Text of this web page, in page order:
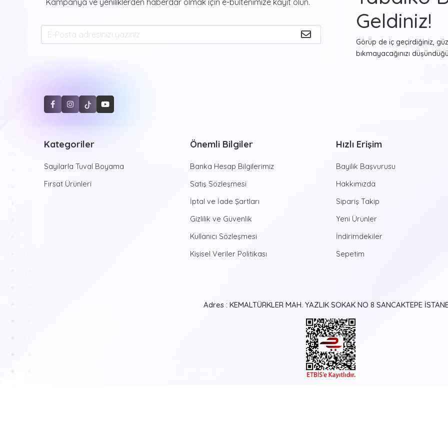
Geldiniz!
Görüp de iç geçirdiğiniz,
bıkmayacağınızı
Hayvan desenleri, şehir
yapmaya yeni başlayan
aktiviteye imza atmanızı
zamanlar sizleri bekliyor.
dünyasına ruhunuzu
özel tablolarda bulunan
ortaya çıkan eserlerinizi
yaştan bireye hitap eden
Günümüzde bir hayli
erişen bu özel boyama
Setlerimiz içinde mevcut.
Kategoriler
Sayılarla Tuval Boyama
Fırsat Ürünleri
Önemli Bilgiler
Banka Hesap Bilgilerimiz
Satış Sözleşmesi
İptal ve İade Şartları
Gizlilik ve Güvenlik
Kullanıcı Sözleşmesi
Kişisel Veriler Politikası
Hızlı Erişim
Bayilik Başvurusu
Hakkımızda
Sipariş Takip
Yeni Ürünler
İndirimdekiler
Sepetim
Adres : KEMALTÜRKLER MAH. YAZLIK SOKAK NO 8 SANCAKTEPE